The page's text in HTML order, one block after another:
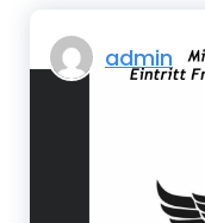
admin